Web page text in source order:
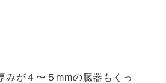
が４〜５mmの臓器もくっ